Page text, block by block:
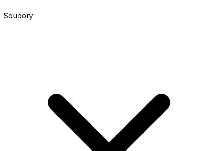
Soubory